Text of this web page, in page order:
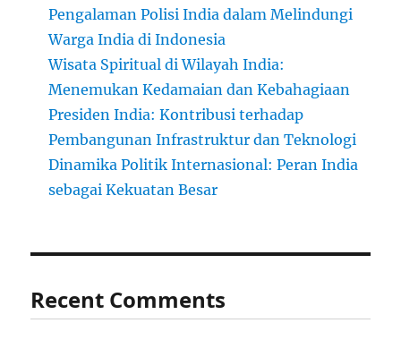
Pengalaman Polisi India dalam Melindungi
Warga India di Indonesia
Wisata Spiritual di Wilayah India:
Menemukan Kedamaian dan Kebahagiaan
Presiden India: Kontribusi terhadap
Pembangunan Infrastruktur dan Teknologi
Dinamika Politik Internasional: Peran India
sebagai Kekuatan Besar
Recent Comments